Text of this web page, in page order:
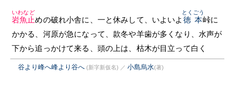
岩魚止
いわなど
めの破れ小舎に、一と休みして、いよいよ 徳本
とくごう
峠に
かかる、河原が急になって、款冬や羊歯が多くなり、水声が
下から追っかけて来る、頭の上は、枯木が目立って白く
谷より峰へ峰より谷へ (新字新仮名) ／ 小島烏水(著)